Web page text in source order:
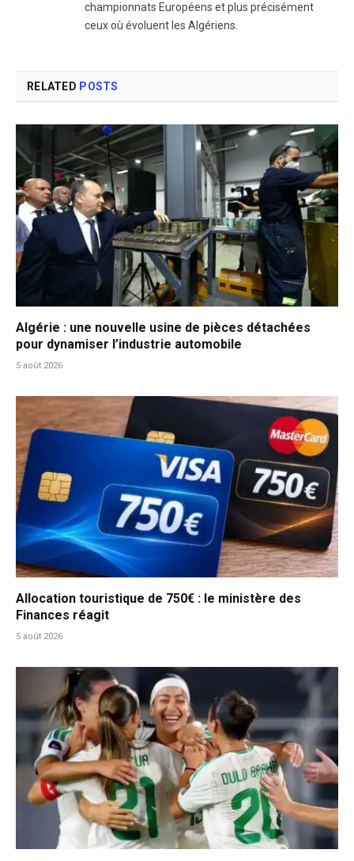
championnats Européens et plus précisément
ceux où évoluent les Algériens.
RELATED POSTS
Algérie : une nouvelle usine de pièces détachées
pour dynamiser l’industrie automobile
5 août 2026
Allocation touristique de 750€ : le ministère des
Finances réagit
5 août 2026